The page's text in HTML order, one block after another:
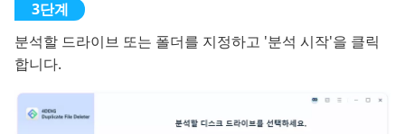
분석할 드라이브 또는 폴더를 지정하고 '분석 시작'을 클릭
합니다.